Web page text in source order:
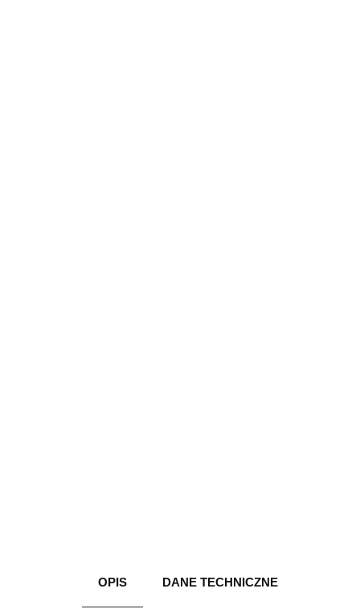
OPIS DANE TECHNICZNE